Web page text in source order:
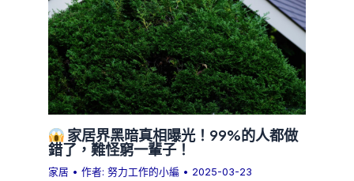
家居界黑暗真相曝光！99%的人都做
錯了，難怪窮一輩子！
家居 • 作者:努力工作的小編 • 2025-03-23